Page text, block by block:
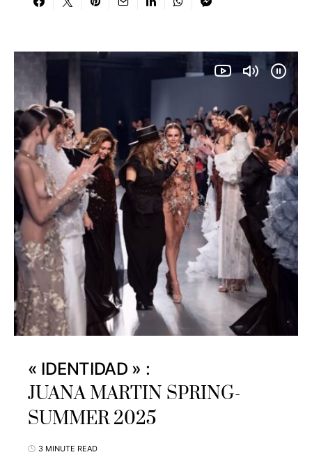
« IDENTIDAD » :
JUANA MARTIN SPRING-
SUMMER 2025
3 MINUTE READ